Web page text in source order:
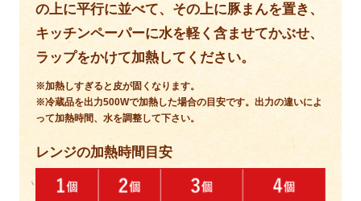
の上に平行に並べて、その上に豚まんを置き、
キッチンペーパーに水を軽く含ませてかぶせ、
ラップをかけて加熱してください。
※加熱しすぎると皮が固くなります。
※冷蔵品を出力500Wで加熱した場合の目安です。出力の違いによ
って加熱時間、水を調整して下さい。
レンジの加熱時間目安